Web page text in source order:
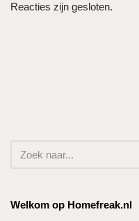
Reacties zijn gesloten.
Welkom op Homefreak.nl